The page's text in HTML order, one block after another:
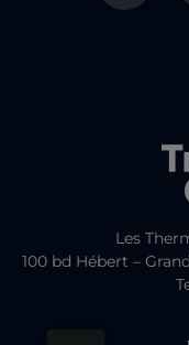
Les
100 bd Hébert –